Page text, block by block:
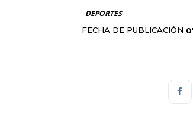
DEPORTES
FECHA DE PUBLICACIÓN